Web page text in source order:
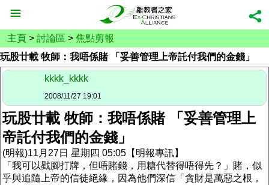
主頁 > 討論區 > 焦點剪報
玩股廿載 牧師：我唔係賭 「妥善管理上帝託付我們的金錢」
kkkk_kkkk
2008/11/27 19:01
玩股廿載 牧師：我唔係賭 「妥善管理上
帝託付我們的金錢」
(明報)11月27日 星期四 05:05【明報專訊】
「我可以戥腳打牌，但唔賭錢，用糖代替得唔得先？」賭，似
乎與追隨上帝的信徒絕緣，因為他們深信「貪財是萬惡之根，